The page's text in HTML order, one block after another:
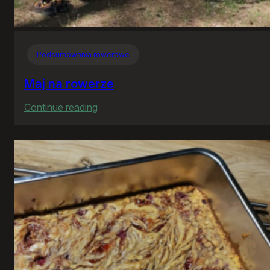
Podsumowania rowerowe
Maj na rowerze
Continue reading
na
rowerze